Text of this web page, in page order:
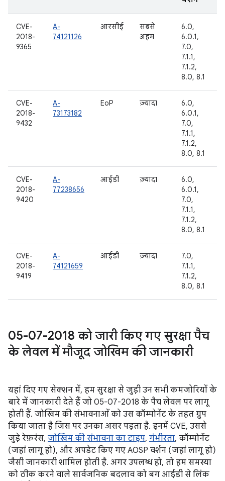
CVE-
2018-
9365
A-
74121126
आरसीई
सबसे
अहम
6.0,
6.0.1,
7.0,
7.1.1,
7.1.2,
8.0, 8.1
CVE-
2018-
9432
A-
73173182
EoP ज़्यादा
6.0,
6.0.1,
7.0,
7.1.1,
7.1.2,
8.0, 8.1
CVE-
2018-
9420
A-
77238656
आईडी ज़्यादा
6.0,
6.0.1,
7.0,
7.1.1,
7.1.2,
8.0, 8.1
CVE-
2018-
9419
A-
74121659
आईडी ज़्यादा
7.0,
7.1.1,
7.1.2,
8.0, 8.1
05-07-2018 को जारी किए गए सुरक्षा पैच
के लेवल में मौजूद जोखिम की जानकारी
यहां दिए गए सेक्शन में, हम सुरक्षा से जुड़ी उन सभी कमजोरियों के
बारे में जानकारी देते हैं जो 05-07-2018 के पैच लेवल पर लागू
होती हैं. जोखिम की संभावनाओं को उस कॉम्पोनेंट के तहत ग्रुप
किया जाता है जिस पर उनका असर पड़ता है. इनमें CVE, उससे
जुड़े रेफ़रंस, जोखिम की संभावना का टाइप, गंभीरता, कॉम्पोनेंट
(जहां लागू हो), और अपडेट किए गए AOSP वर्शन (जहां लागू हो)
जैसी जानकारी शामिल होती है. अगर उपलब्ध हो, तो हम समस्या
को ठीक करने वाले सार्वजनिक बदलाव को बग आईडी से लिंक